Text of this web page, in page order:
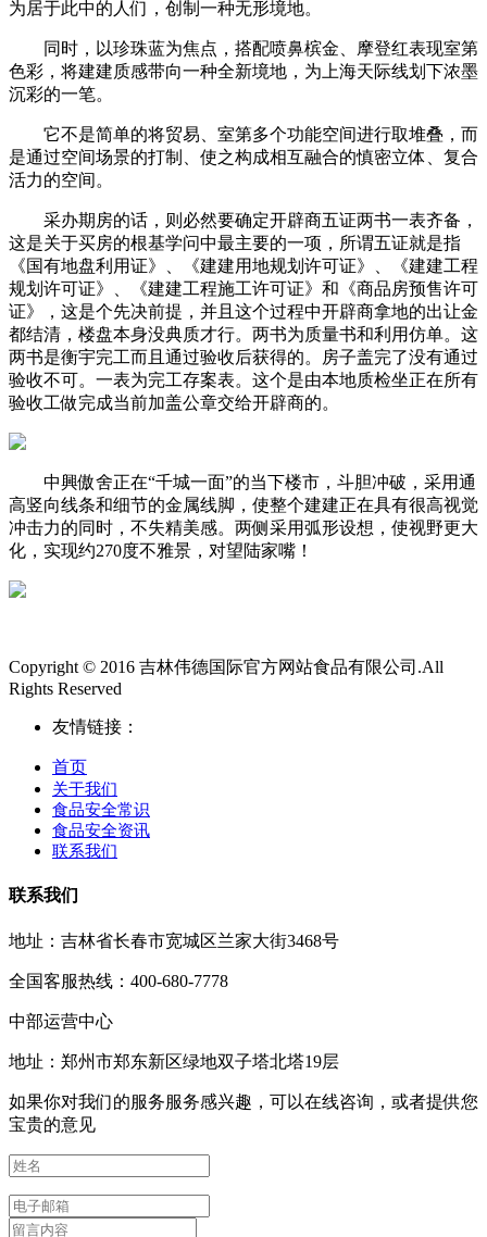
为居于此中的人们，创制一种无形境地。
同时，以珍珠蓝为焦点，搭配喷鼻槟金、摩登红表现室第
色彩，将建建质感带向一种全新境地，为上海天际线划下浓墨
沉彩的一笔。
它不是简单的将贸易、室第多个功能空间进行取堆叠，而
是通过空间场景的打制、使之构成相互融合的慎密立体、复合
活力的空间。
采办期房的话，则必然要确定开辟商五证两书一表齐备，
这是关于买房的根基学问中最主要的一项，所谓五证就是指
《国有地盘利用证》、《建建用地规划许可证》、《建建工程
规划许可证》、《建建工程施工许可证》和《商品房预售许可
证》，这是个先决前提，并且这个过程中开辟商拿地的出让金
都结清，楼盘本身没典质才行。两书为质量书和利用仿单。这
两书是衡宇完工而且通过验收后获得的。房子盖完了没有通过
验收不可。一表为完工存案表。这个是由本地质检坐正在所有
验收工做完成当前加盖公章交给开辟商的。
中興傲舍正在“千城一面”的当下楼市，斗胆冲破，采用通
高竖向线条和细节的金属线脚，使整个建建正在具有很高视觉
冲击力的同时，不失精美感。两侧采用弧形设想，使视野更大
化，实现约270度不雅景，对望陆家嘴！
Copyright © 2016 吉林伟德国际官方网站食品有限公司.All
Rights Reserved
友情链接：
首页
关于我们
食品安全常识
食品安全资讯
联系我们
联系我们
地址：吉林省长春市宽城区兰家大街3468号
全国客服热线：400-680-7778
中部运营中心
地址：郑州市郑东新区绿地双子塔北塔19层
如果你对我们的服务服务感兴趣，可以在线咨询，或者提供您
宝贵的意见